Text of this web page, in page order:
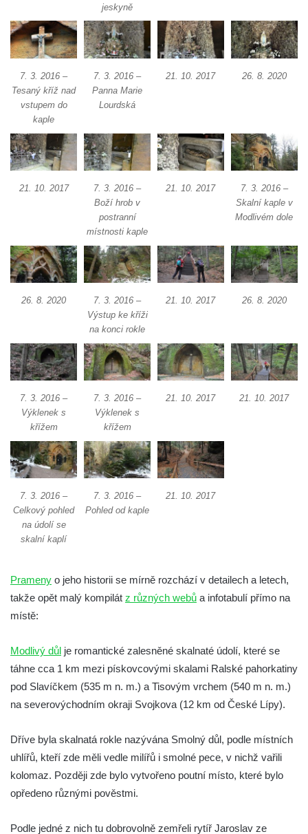
Veronika potkává Ježíše a utírá mu do své
roušky pot z tváře
Křížová cesta Římov – XIX. kaple – Kristus
Křížová cesta Římov – XVIII. kaple – Na
Ježíše vložen kříž
Pilát
Křížová cesta Římov – XVI. kaple – U
Herodesa
Křížová cesta Římov – XV. kaple – Malý
Křížová cesta Římov – XIV. kaple – U
Kaifáše (U Děvečky)
Křížová cesta Římov – XIII. kaple – U
Annáše (U Kaifáše)
Křížová cesta Římov – XII. kaple – Vodní
Křížová cesta Římov – XI. kaple – Ježíš
haněn a tupen
Křížová cesta Římov – X. kaple – U
Cedronu
Křížová cesta Římov – IX. kaple – U
chromého žida
Křížová cesta Římov – VIII. kaple – Kristus
svázán a ze zahrady vyhnán
Křížová cesta Římov – VII. kaple – Políbení
Jidášovo
hora (Getsemanská zahrada)
Křížová cesta Římov – V. kaple – Smutná
Křížová cesta Římov – III. kaple – Stádní
brána
Křížová cesta Římov – I. kaple – Loučení
Ježíše s Pannou Marií
Márnice na hřbitově v Římově
Kaple v Horním Třeboníně
jeskyně
7. 3. 2016 –
Tesaný kříž nad
vstupem do
kaple
7. 3. 2016 –
Panna Marie
Lourdská
21. 10. 2017 26. 8. 2020
21. 10. 2017
7. 3. 2016 –
Boží hrob v
postranní
místnosti kaple
21. 10. 2017
7. 3. 2016 –
Skalní kaple v
Modlivém dole
26. 8. 2020
7. 3. 2016 –
Výstup ke kříži
na konci rokle
21. 10. 2017 26. 8. 2020
7. 3. 2016 –
Výklenek s
křížem
7. 3. 2016 –
Výklenek s
křížem
21. 10. 2017 21. 10. 2017
7. 3. 2016 –
Celkový pohled
na údolí se
skalní kaplí
7. 3. 2016 –
Pohled od kaple
21. 10. 2017
Prameny o jeho historii se mírně rozchází v detailech a letech,
takže opět malý kompilát z různých webů a infotabulí přímo na
místě:
Modlivý důl je romantické zalesněné skalnaté údolí, které se
táhne cca 1 km mezi pískovcovými skalami Ralské pahorkatiny
pod Slavíčkem (535 m n. m.) a Tisovým vrchem (540 m n. m.)
na severovýchodním okraji Svojkova (12 km od České Lípy).
Dříve byla skalnatá rokle nazývána Smolný důl, podle místních
uhlířů, kteří zde měli vedle milířů i smolné pece, v nichž vařili
kolomaz. Později zde bylo vytvořeno poutní místo, které bylo
opředeno různými pověstmi.
Podle jedné z nich tu dobrovolně zemřeli rytíř Jaroslav ze